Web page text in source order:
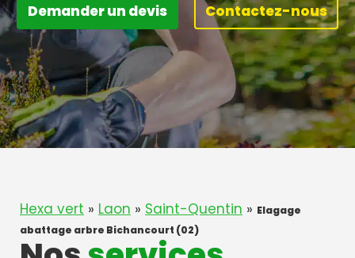
Demander un devis Contactez-nous
Hexa vert » Laon » Saint-Quentin » Elagage
abattage arbre Bichancourt (02)